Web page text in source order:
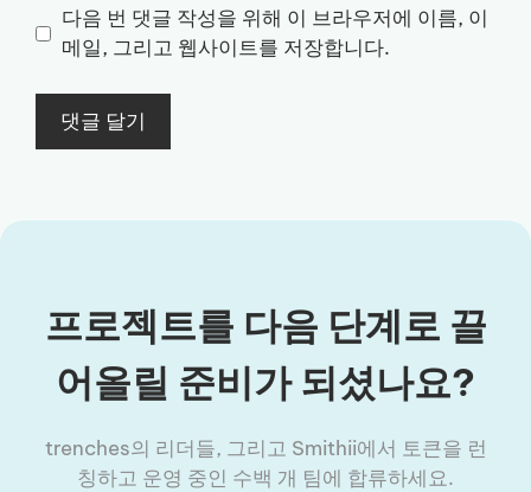
트
다음 번 댓글 작성을 위해 이 브라우저에 이름, 이
메일, 그리고 웹사이트를 저장합니다.
프로젝트를 다음 단계로 끌
어올릴 준비가 되셨나요?
trenches의 리더들, 그리고 Smithii에서 토큰을 런
칭하고 운영 중인 수백 개 팀에 합류하세요.